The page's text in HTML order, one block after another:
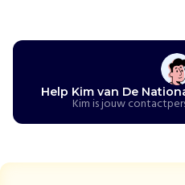
t
g
Help Kim van De
Kim is jouw